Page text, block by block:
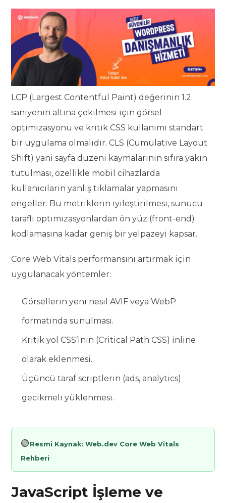
LCP (Largest Contentful Paint) değerinin 1.2
saniyenin altına çekilmesi için görsel
optimizasyonu ve kritik CSS kullanımı standart
bir uygulama olmalıdır. CLS (Cumulative Layout
Shift) yani sayfa düzeni kaymalarının sıfıra yakın
tutulması, özellikle mobil cihazlarda
kullanıcıların yanlış tıklamalar yapmasını
engeller. Bu metriklerin iyileştirilmesi, sunucu
taraflı optimizasyonlardan ön yüz (front-end)
kodlamasına kadar geniş bir yelpazeyi kapsar.
Core Web Vitals performansını artırmak için
uygulanacak yöntemler:
Görsellerin yeni nesil AVIF veya WebP
formatında sunulması.
Kritik yol CSS’inin (Critical Path CSS) inline
olarak eklenmesi.
Üçüncü taraf scriptlerin (ads, analytics)
gecikmeli yüklenmesi.
🟢Resmi Kaynak: Web.dev Core Web Vitals
Rehberi
JavaScript İşleme ve